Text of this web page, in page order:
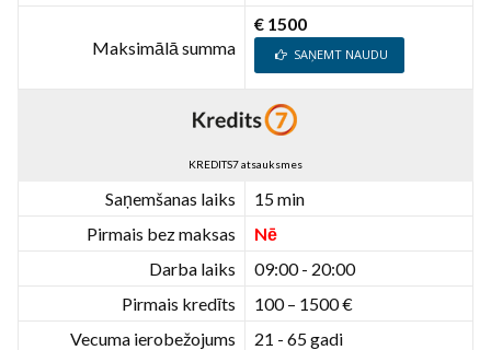
Maksimālā summa
€ 1500
SAŅEMT NAUDU
KREDITS7 atsauksmes
Saņemšanas laiks
15 min
Pirmais bez maksas
Nē
Darba laiks
09:00 - 20:00
Pirmais kredīts
100 – 1500 €
Vecuma ierobežojums
21 - 65 gadi